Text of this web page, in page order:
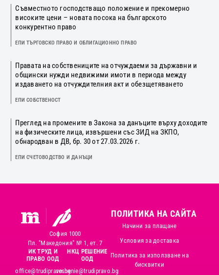
Съвместното господстващо положение и прекомерно
високите цени – новата посока на българското
конкурентно право
ЕПИ ТЪРГОВСКО ПРАВО И ОБЛИГАЦИОННО ПРАВО
Правата на собствениците на отчуждаеми за държавни и
общински нужди недвижими имоти в периода между
издаването на отчуждителния акт и обезщетяването
ЕПИ СОБСТВЕНОСТ
Преглед на промените в Закона за данъците върху доходите
на физическите лица, извършени със ЗИД на ЗКПО,
обнародван в ДВ, бр. 30 от 27.03.2026 г.
ЕПИ СЧЕТОВОДСТВО И ДАНЪЦИ
София 1000
Пл. "Македония" № 1, ет. 7
ИК ТРУД И
ПРАВО ООД
office@trudipravo.bg
НКЦ РЕШЕНИЕ
ООД
reshenie@trudipravo.bg
ПОЛИТИКА НА САЙТА
Начини за плащане
Условия за доставка
Политика за използване на
бисквитки